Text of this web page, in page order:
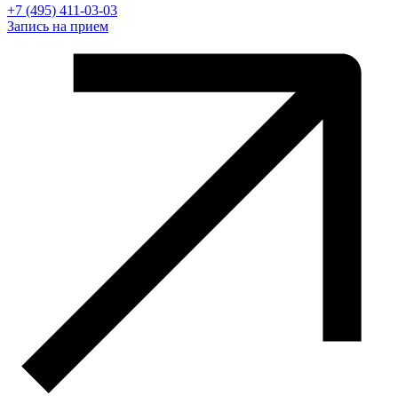
+7 (495) 411-03-03
Запись на прием